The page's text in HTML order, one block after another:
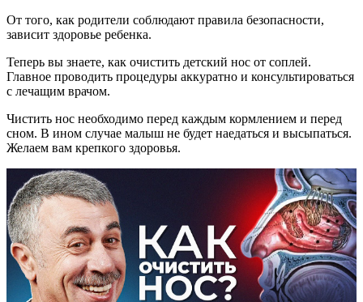
От того, как родители соблюдают правила безопасности,
зависит здоровье ребенка.
Теперь вы знаете, как очистить детский нос от соплей.
Главное проводить процедуры аккуратно и консультироваться
с лечащим врачом.
Чистить нос необходимо перед каждым кормлением и перед
сном. В ином случае малыш не будет наедаться и высыпаться.
Желаем вам крепкого здоровья.